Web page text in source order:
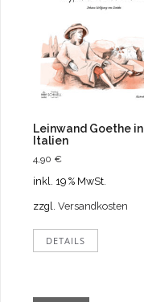
Leinwand Goethe in
Italien
4,90 €
inkl. 19 % MwSt.
zzgl. Versandkosten
DETAILS